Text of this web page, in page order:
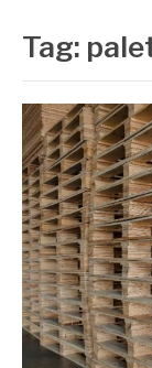
Tag: